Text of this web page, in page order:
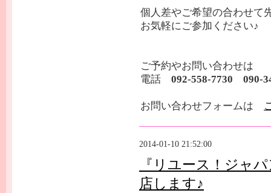
個人差やご希望の合わせて
お気軽にご参加ください♪
ご予約やお問い合わせは
電話 092-558-7730 090-
お問い合わせフォームは
2014-01-10 21:52:00
『リユース！ジャ
店します♪